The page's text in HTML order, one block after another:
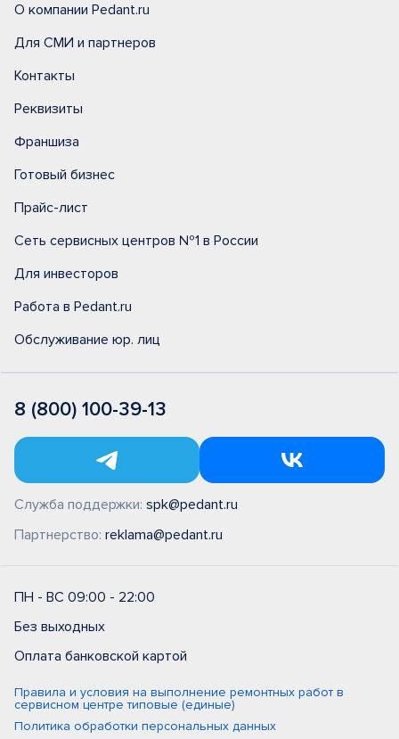
О компании Pedant.ru
Для СМИ и партнеров
Контакты
Реквизиты
Франшиза
Готовый бизнес
Прайс-лист
Сеть сервисных центров №1 в России
Для инвесторов
Работа в Pedant.ru
Обслуживание юр. лиц
8 (800) 100-39-13
Служба поддержки: spk@pedant.ru
Партнерство: reklama@pedant.ru
ПН - ВС 09:00 - 22:00
Без выходных
Оплата банковской картой
Правила и условия на выполнение ремонтных работ в
сервисном центре типовые (единые)
Политика обработки персональных данных